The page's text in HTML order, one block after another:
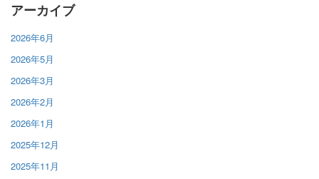
アーカイブ
2026年6月
2026年5月
2026年3月
2026年2月
2026年1月
2025年12月
2025年11月